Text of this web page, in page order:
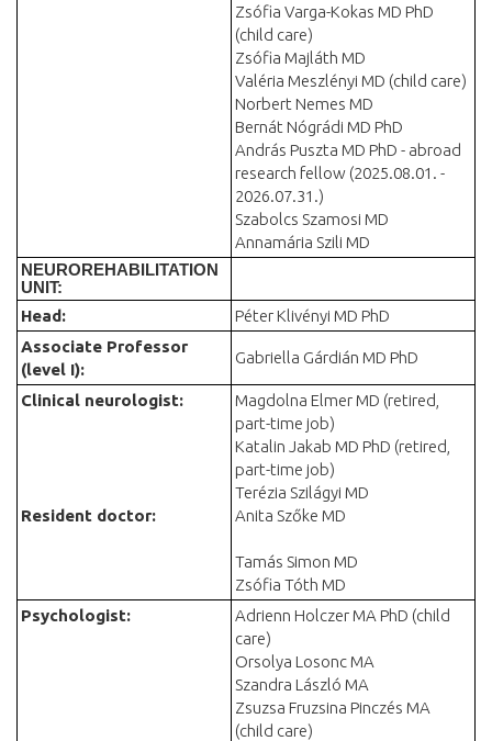
Zsófia Varga-Kokas MD PhD
(child care)
Zsófia Majláth MD
Valéria Meszlényi MD (child care)
Norbert Nemes MD
Bernát Nógrádi MD PhD
András Puszta MD PhD - abroad
research fellow (2025.08.01. -
2026.07.31.)
Szabolcs Szamosi MD
Annamária Szili MD
NEUROREHABILITATION
UNIT:
Head:
Péter Klivényi MD PhD
Associate Professor
(level I):
Gabriella Gárdián MD PhD
Clinical neurologist:
Resident doctor:
Magdolna Elmer MD (retired,
part-time job)
Katalin Jakab MD PhD (retired,
part-time job)
Terézia Szilágyi MD
Anita Szőke MD
Tamás Simon MD
Zsófia Tóth MD
Psychologist:
Adrienn Holczer MA PhD (child
care)
Orsolya Losonc MA
Szandra László MA
Zsuzsa Fruzsina Pinczés MA
(child care)